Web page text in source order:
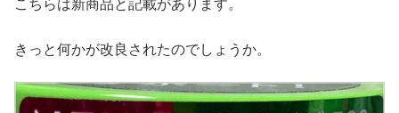
こちらは新商品と記載があります。
きっと何かが改良されたのでしょうか。